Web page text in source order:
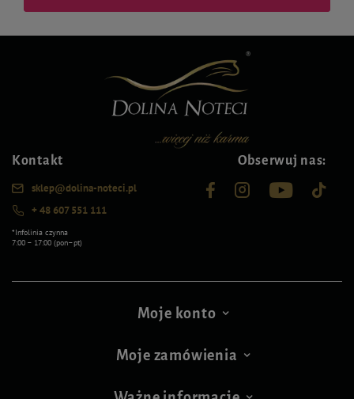
Kontakt
sklep@dolina-noteci.pl
+ 48 607 551 111
*Infolinia czynna
7:00 – 17:00 (pon–pt)
Obserwuj nas:
Moje konto
Moje zamówienia